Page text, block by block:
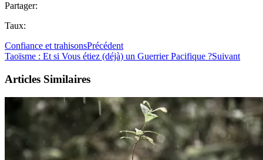
Partager:
Taux:
Confiance et trahisonsPrécédent
Taoïsme : Et si Vous étiez (déjà) un Guerrier Pacifique ?Suivant
Articles Similaires